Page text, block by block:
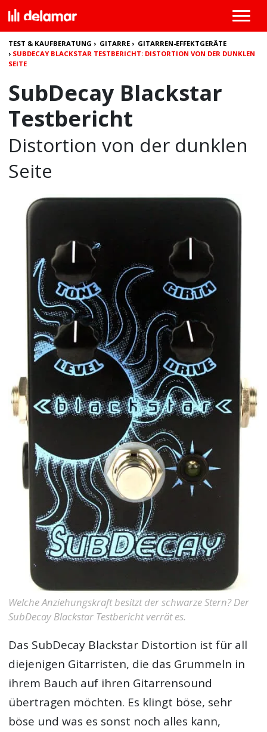
TEST & KAUFBERATUNG › GITARRE › GITARREN-EFFEKTGERÄTE
› SUBDECAY BLACKSTAR TESTBERICHT: DISTORTION VON DER DUNKLEN
SEITE
SubDecay Blackstar
Testbericht
Distortion von der dunklen
Seite
Welche Anziehungskraft besitzt der schwarze Stern? Der
SubDecay Blackstar Testbericht verrät es.
Das SubDecay Blackstar Distortion ist für all
diejenigen Gitarristen, die das Grummeln in
ihrem Bauch auf ihren Gitarrensound
übertragen möchten. Es klingt böse, sehr
böse und was es sonst noch alles kann,